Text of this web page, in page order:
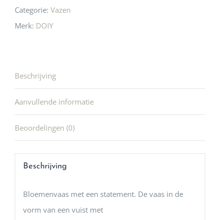
Categorie: Vazen
Merk: DOIY
Beschrijving
Aanvullende informatie
Beoordelingen (0)
Beschrijving
Bloemenvaas met een statement. De vaas in de
vorm van een vuist met